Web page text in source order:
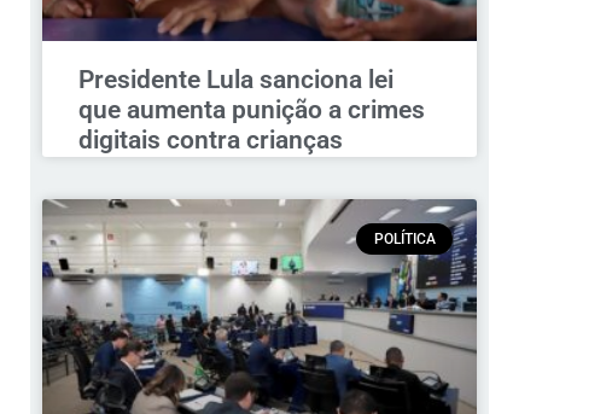
Presidente Lula sanciona lei
que aumenta punição a crimes
digitais contra crianças
POLÍTICA